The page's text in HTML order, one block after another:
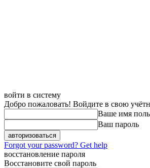
войти в систему
Добро пожаловать! Войдите в свою
Ваше имя
Ваш пароль
Forgot your password? Get help
восстановление пароля
Восстановите свой пароль